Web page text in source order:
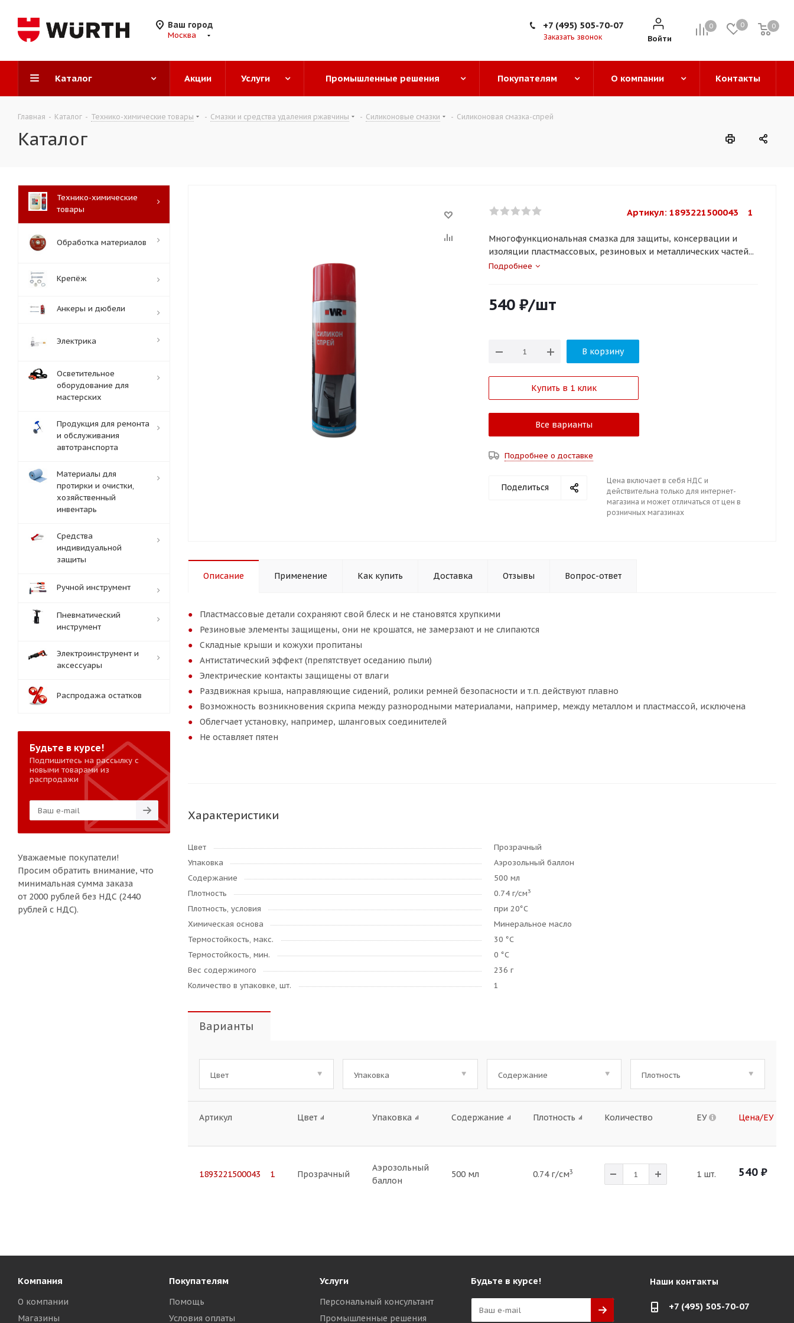
Ваш город
Москва
0 0 0
0
Войти
+7 (495) 505-70-07
Заказать звонок
Каталог Акции Услуги Промышленные решения Покупателям О компании Контакты
Главная - Каталог - Технико-химические товары - Смазки и средства удаления ржавчины - Силиконовые смазки - Силиконовая смазка-спрей
Каталог
Артикул: 1893221500043    1
Многофункциональная смазка для защиты, консервации и
изоляции пластмассовых, резиновых и металлических частей...
Подробнее
540 ₽/шт
В корзину
Купить в 1 клик
Все варианты
Подробнее о доставке
Поделиться
Цена включает в себя НДС и
действительна только для интернет-
магазина и может отличаться от цен в
розничных магазинах
Описание Применение Как купить Доставка Отзывы Вопрос-ответ
Пластмассовые детали сохраняют свой блеск и не становятся хрупкими
Резиновые элементы защищены, они не крошатся, не замерзают и не слипаются
Складные крыши и кожухи пропитаны
Антистатический эффект (препятствует оседанию пыли)
Электрические контакты защищены от влаги
Раздвижная крыша, направляющие сидений, ролики ремней безопасности и т.п. действуют плавно
Возможность возникновения скрипа между разнородными материалами, например, между металлом и пластмассой, исключена
Облегчает установку, например, шланговых соединителей
Не оставляет пятен
Характеристики
Цвет
Прозрачный
Упаковка
Аэрозольный баллон
Содержание
500 мл
Плотность
0.74 г/см3
Плотность, условия
при 20°C
Химическая основа
Минеральное масло
Термостойкость, макс.
30 °C
Термостойкость, мин.
0 °C
Вес содержимого
236 г
Количество в упаковке, шт.
1
Варианты
Цвет Упаковка Содержание Плотность
Артикул Цвет Упаковка Содержание Плотность Количество ЕУ Цена/ЕУ
1893221500043 1 Прозрачный
Аэрозольный
баллон
500 мл 0.74 г/см3 1 шт. 540 ₽
Технико-химические
товары
Обработка материалов
Крепёж
Анкеры и дюбели
Электрика
Осветительное
оборудование для
мастерских
Продукция для ремонта
и обслуживания
автотранспорта
Материалы для
протирки и очистки,
хозяйственный
инвентарь
Средства
индивидуальной
защиты
Ручной инструмент
Пневматический
инструмент
Электроинструмент и
аксессуары
Распродажа остатков
Будьте в курсе!
Подпишитесь на рассылку с
новыми товарами из
распродажи
Уважаемые покупатели!
Просим обратить внимание, что
минимальная сумма заказа
от 2000 рублей без НДС (2440
рублей с НДС).
Компания
О компании
Магазины
Покупателям
Помощь
Условия оплаты
Услуги
Персональный консультант
Промышленные решения
Будьте в курсе! Наши контакты
+7 (495) 505-70-07